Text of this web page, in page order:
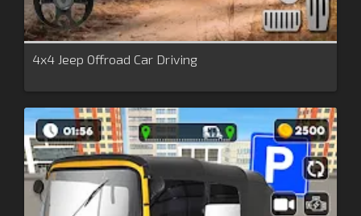
4x4 Jeep Offroad Car Driving